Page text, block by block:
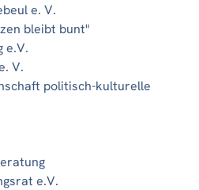
e. V.
bleibt bunt"
e.V.
V.
politisch-kulturelle
e.V.